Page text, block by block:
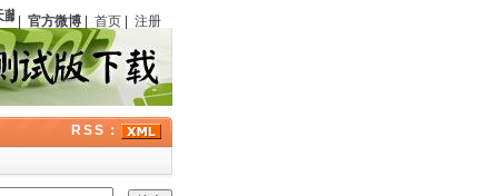
真 （日本）诞辰111 周年；
官方微博 首页 注册
RSS：